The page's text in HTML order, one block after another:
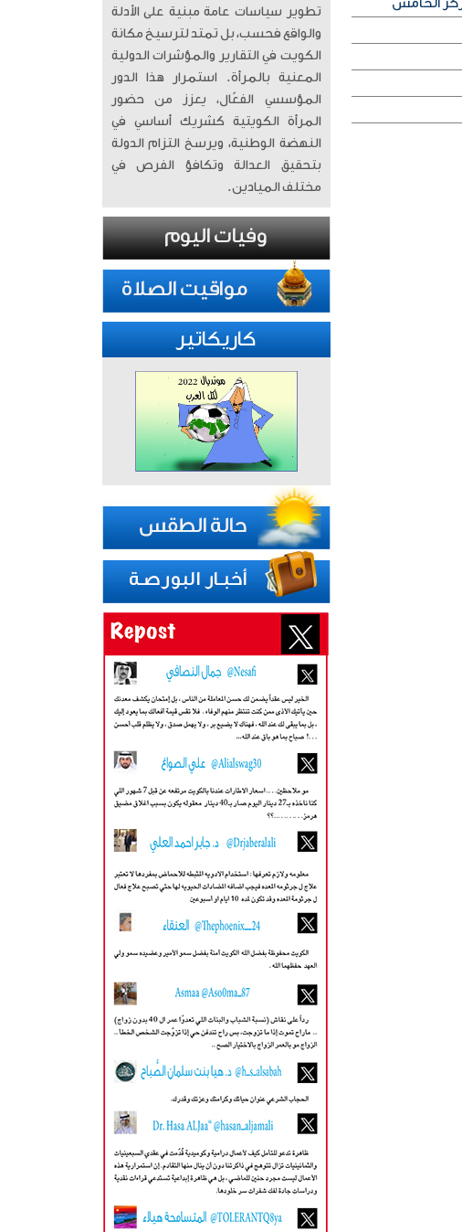
تطوير سياسات عامة مبنية على الأدلة
والواقع فحسب، بل تمتد لترسيخ مكانة
الكويت في التقارير والمؤشرات الدولية
المعنية بالمرأة. ​ استمرار هذا الدور
المؤسسي الفعّال، يعزز من حضور
المرأة الكويتية كشريك أساسي في
النهضة الوطنية، ويرسخ التزام الدولة
بتحقيق العدالة وتكافؤ الفرص في
مختلف الميادين.
كاريكاتير